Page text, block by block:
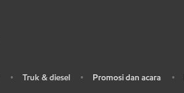
• Truk & diesel • Promosi dan acara •